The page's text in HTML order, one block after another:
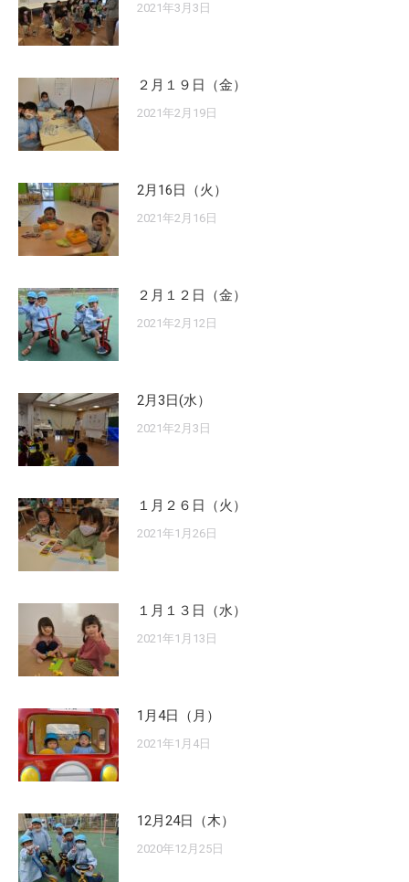
2021年3月3日
２月１９日（金）
2021年2月19日
2月16日（火）
2021年2月16日
２月１２日（金）
2021年2月12日
2月3日(水）
2021年2月3日
１月２６日（火）
2021年1月26日
１月１３日（水）
2021年1月13日
1月4日（月）
2021年1月4日
12月24日（木）
2020年12月25日